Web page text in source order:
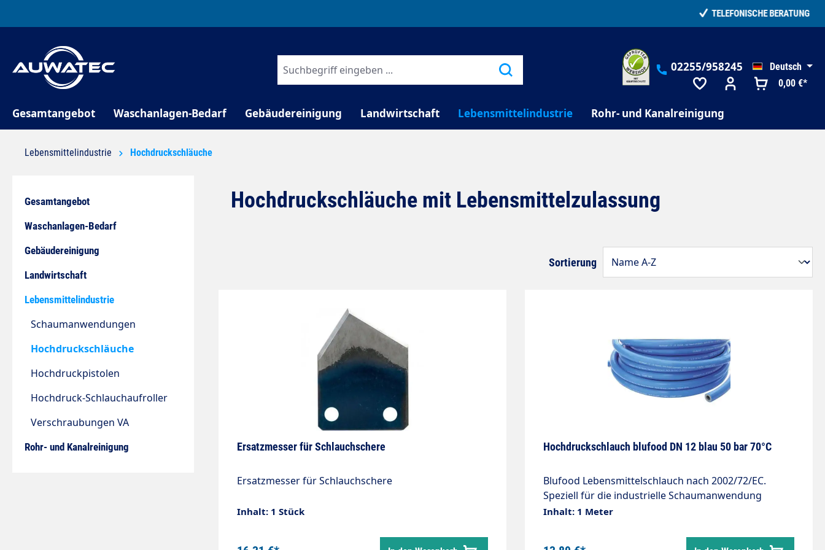
0,00 €*
02255/958245 Deutsch
Gesamtangebot Waschanlagen-Bedarf Gebäudereinigung Landwirtschaft Lebensmittelindustrie Rohr- und Kanalreinigung
Lebensmittelindustrie Hochdruckschläuche
Gesamtangebot
Waschanlagen-Bedarf
Gebäudereinigung
Landwirtschaft
Lebensmittelindustrie
Schaumanwendungen
Hochdruckschläuche
Hochdruckpistolen
Hochdruck-Schlauchaufroller
Verschraubungen VA
Rohr- und Kanalreinigung
Hochdruckschläuche mit Lebensmittelzulassung
Sortierung
Ersatzmesser für Schlauchschere
Ersatzmesser für Schlauchschere
Inhalt: 1 Stück
Hochdruckschlauch blufood DN 12 blau 50 bar 70°C
Blufood Lebensmittelschlauch nach 2002/72/EC.
Speziell für die industrielle Schaumanwendung
entwickelt. » Anwendungsbereiche: Schaumschlauch
Geeignet für: Kontakt mit flüssigen Lebensmitteln. »
Inhalt: 1 Meter